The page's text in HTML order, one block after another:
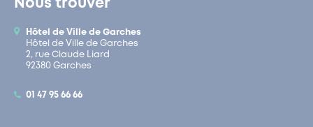
Nous trouver
Hôtel de Ville de Garches
Hôtel de Ville de Garches
2, rue Claude Liard
92380 Garches
01 47 95 66 66